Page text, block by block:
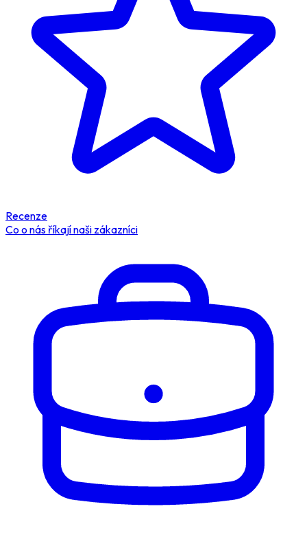
Recenze
Co o nás říkají naši zákazníci